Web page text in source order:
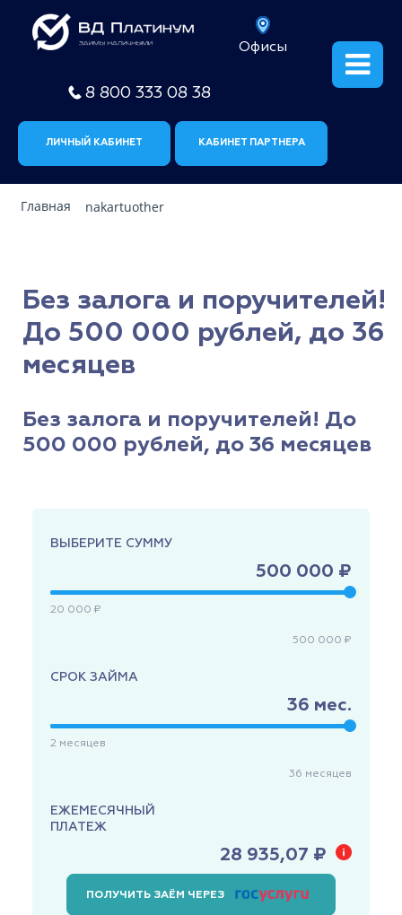
Офисы
8 800 333 08 38
ЛИЧНЫЙ КАБИНЕТ КАБИНЕТ ПАРТНЕРА
Главная nakartuother
Без залога и поручителей!
До 500 000 рублей, до 36
месяцев
Без залога и поручителей! До
500 000 рублей, до 36 месяцев
ВЫБЕРИТЕ СУММУ
500 000 ₽
20 000 ₽
500 000 ₽
СРОК ЗАЙМА
36 мес.
2 месяцев
36 месяцев
ЕЖЕМЕСЯЧНЫЙ
ПЛАТЕЖ
28 935,07 ₽
ПОЛУЧИТЬ ЗАЁМ ЧЕРЕЗ